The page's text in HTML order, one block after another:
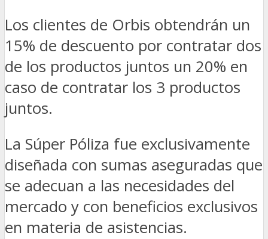
Los clientes de Orbis obtendrán un
15% de descuento por contratar dos
de los productos juntos un 20% en
caso de contratar los 3 productos
juntos.
La Súper Póliza fue exclusivamente
diseñada con sumas aseguradas que
se adecuan a las necesidades del
mercado y con beneficios exclusivos
en materia de asistencias.